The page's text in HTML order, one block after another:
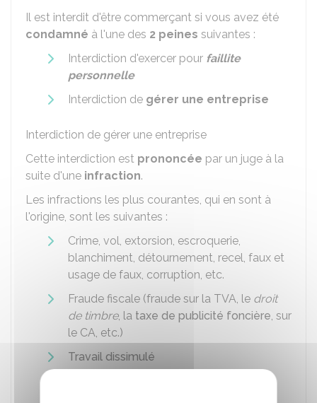
Il est interdit d'être commerçant si vous avez été
condamné à l'une des 2 peines suivantes :
Interdiction d'exercer pour faillite
personnelle
Interdiction de gérer une entreprise
Interdiction de gérer une entreprise
Cette interdiction est prononcée par un juge à la
suite d'une infraction.
Les infractions les plus courantes, qui en sont à
l'origine, sont les suivantes :
Crime, vol, extorsion, escroquerie,
blanchiment, détournement, recel, faux et
usage de faux, corruption, etc.
Fraude fiscale (fraude sur la TVA, le droit
de timbre, la taxe de publicité foncière, sur
le CA, etc.)
Travail dissimulé